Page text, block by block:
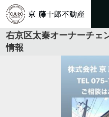
右京区太秦オーナーチェ
情報